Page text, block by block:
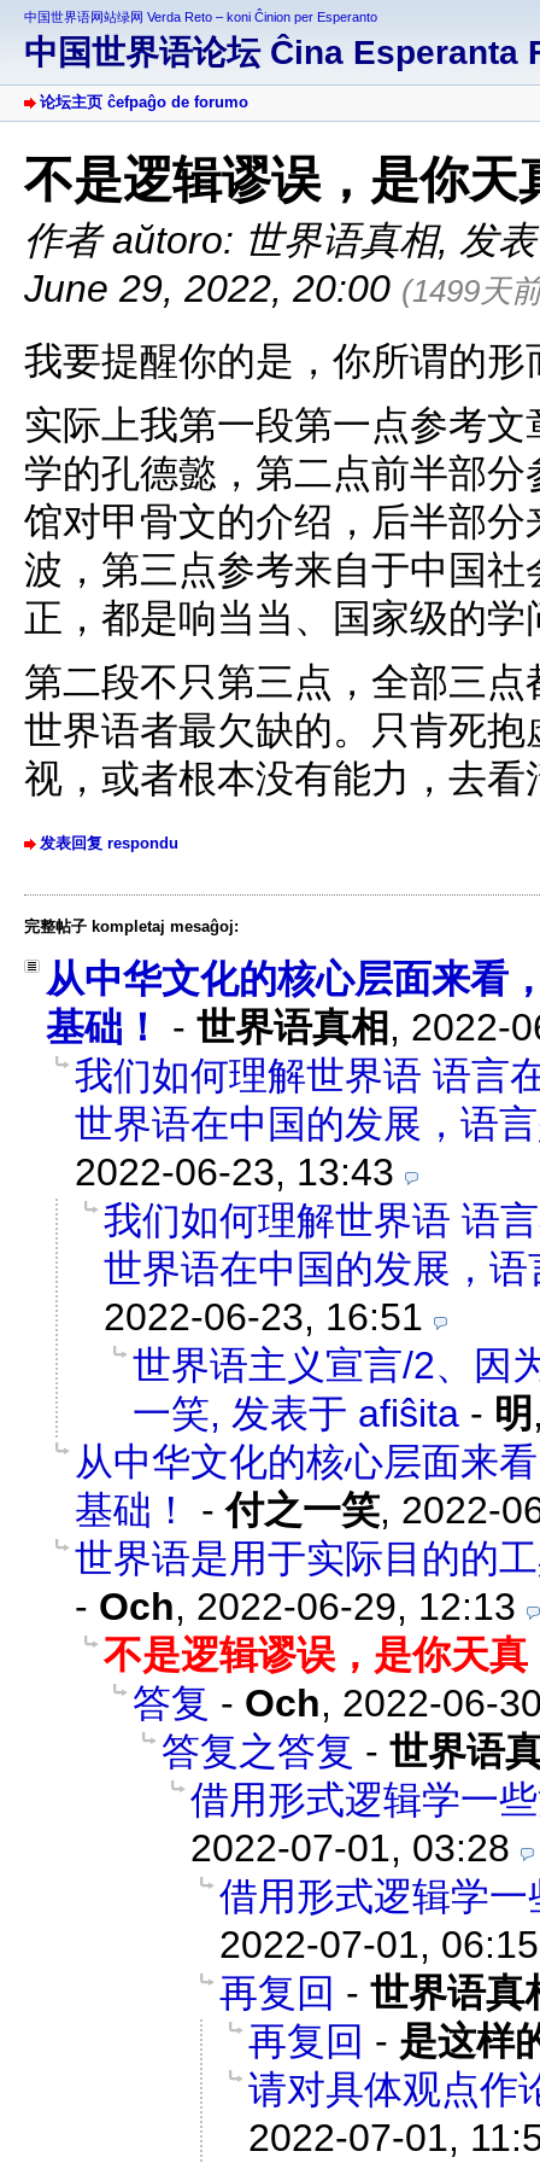
中国世界语网站绿网 Verda Reto – koni Ĉinion per Esperanto
中国世界语论坛 Ĉina Esperanta
论坛主页 ĉefpaĝo de forumo
不是逻辑谬误，是你天
作者 aŭtoro: 世界语真相, 发
June 29, 2022, 20:00 (1499天
我要提醒你的是，你所谓的
实际上我第一段第一点参考
学的孔德懿，第二点前半部
馆对甲骨文的介绍，后半部
波，第三点参考来自于中国
正，都是响当当、国家级的
第二段不只第三点，全部三
世界语者最欠缺的。只肯死
视，或者根本没有能力，去看
发表回复 respondu
完整帖子 kompletaj mesaĝoj:
从中华文化的核心层面来看
基础！
- 世界语真相, 2022-
我们如何理解世界语 语言
世界语在中国的发展，语
2022-06-23, 13:43
我们如何理解世界语 语
世界语在中国的发展，
2022-06-23, 16:51
世界语主义宣言/2、因
一笑, 发表于 afiŝita - 明
从中华文化的核心层面来
基础！
-付之一笑, 2022-
世界语是用于实际目的的
- Och, 2022-06-29, 12:13
不是逻辑谬误，是你天真
答复 - Och, 2022-06-
答复之答复 - 世界语
借用形式逻辑学一
2022-07-01, 03:28
借用形式逻辑学
2022-07-01, 06:15
再复回 - 世界语真
再复回 - 是这样
请对具体观点作
2022-07-01,